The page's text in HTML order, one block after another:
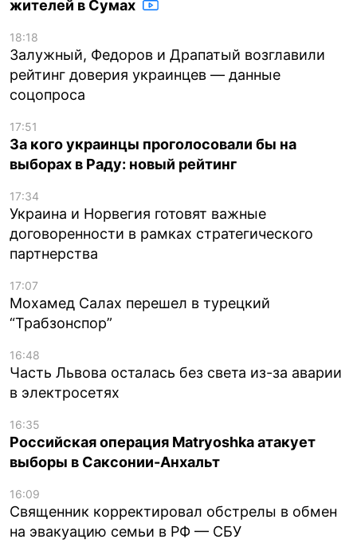
жителей в Сумах
18:18
Залужный, Федоров и Драпатый возглавили
рейтинг доверия украинцев — данные
соцопроса
17:51
За кого украинцы проголосовали бы на
выборах в Раду: новый рейтинг
17:34
Украина и Норвегия готовят важные
договоренности в рамках стратегического
партнерства
17:07
Мохамед Салах перешел в турецкий
“Трабзонспор”
16:48
Часть Львова осталась без света из-за аварии
в электросетях
16:35
Российская операция Matryoshka атакует
выборы в Саксонии-Анхальт
16:09
Священник корректировал обстрелы в обмен
на эвакуацию семьи в РФ — СБУ